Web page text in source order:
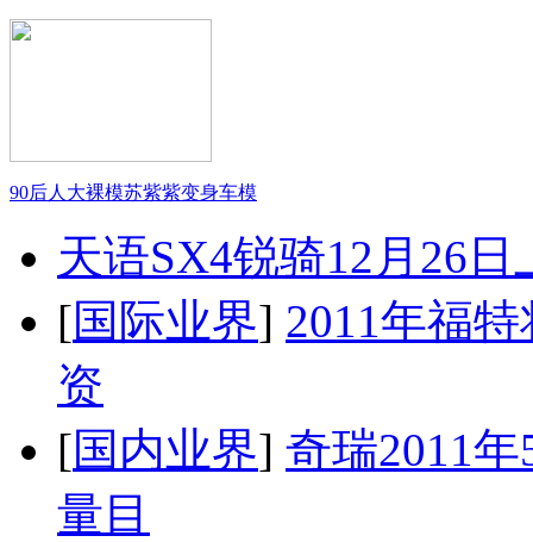
90后人大裸模苏紫紫变身车模
天语SX4锐骑12月26
[国际业界] 2011年福
资
[国内业界] 奇瑞2011
量目